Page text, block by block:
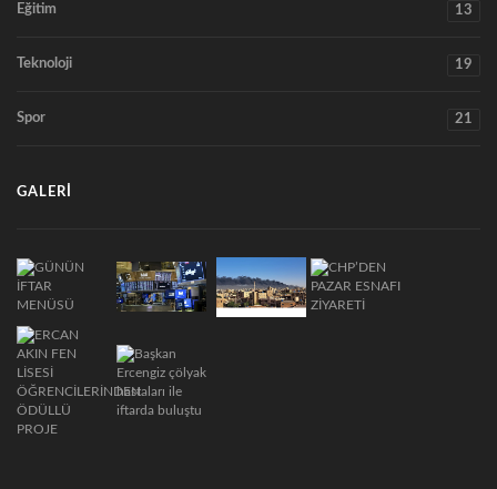
Eğitim 13
Teknoloji 19
Spor 21
GALERI